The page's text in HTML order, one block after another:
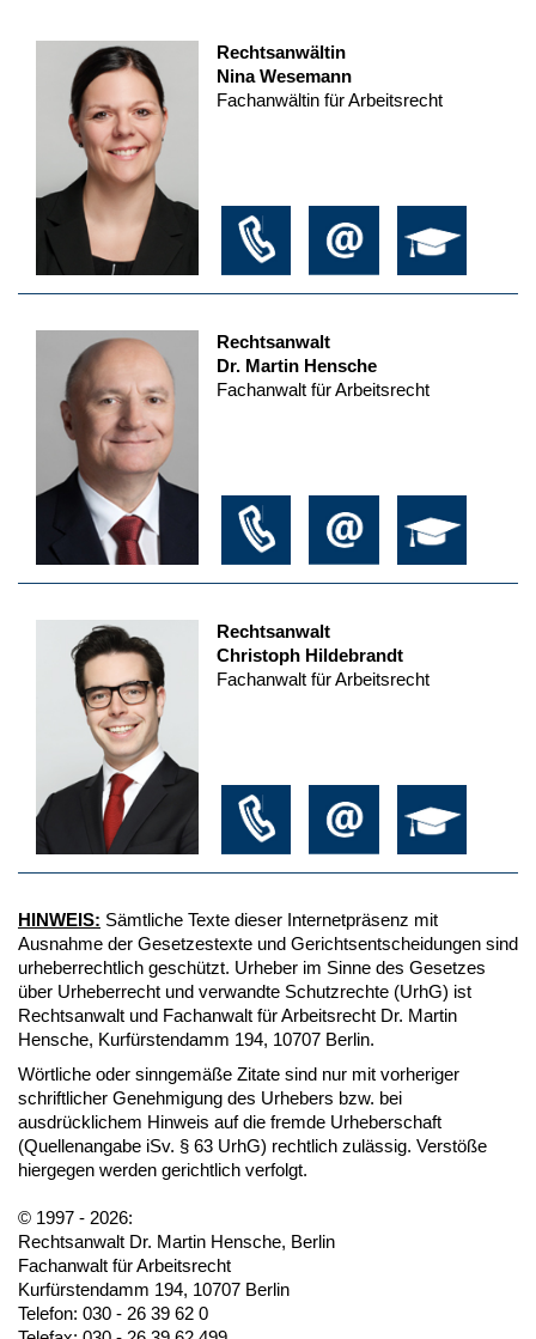
Rechtsanwältin
Nina Wesemann
Fachanwältin für Arbeitsrecht
Rechtsanwalt
Dr. Martin Hensche
Fachanwalt für Arbeitsrecht
Rechtsanwalt
Christoph Hildebrandt
Fachanwalt für Arbeitsrecht
HINWEIS: Sämtliche Texte dieser Internetpräsenz mit
Ausnahme der Gesetzestexte und Gerichtsentscheidungen sind
urheberrechtlich geschützt. Urheber im Sinne des Gesetzes
über Urheberrecht und verwandte Schutzrechte (UrhG) ist
Rechtsanwalt und Fachanwalt für Arbeitsrecht Dr. Martin
Hensche, Kurfürstendamm 194, 10707 Berlin.
Wörtliche oder sinngemäße Zitate sind nur mit vorheriger
schriftlicher Genehmigung des Urhebers bzw. bei
ausdrücklichem Hinweis auf die fremde Urheberschaft
(Quellenangabe iSv. § 63 UrhG) rechtlich zulässig. Verstöße
hiergegen werden gerichtlich verfolgt.
© 1997 - 2026:
Rechtsanwalt Dr. Martin Hensche, Berlin
Fachanwalt für Arbeitsrecht
Kurfürstendamm 194, 10707 Berlin
Telefon: 030 - 26 39 62 0